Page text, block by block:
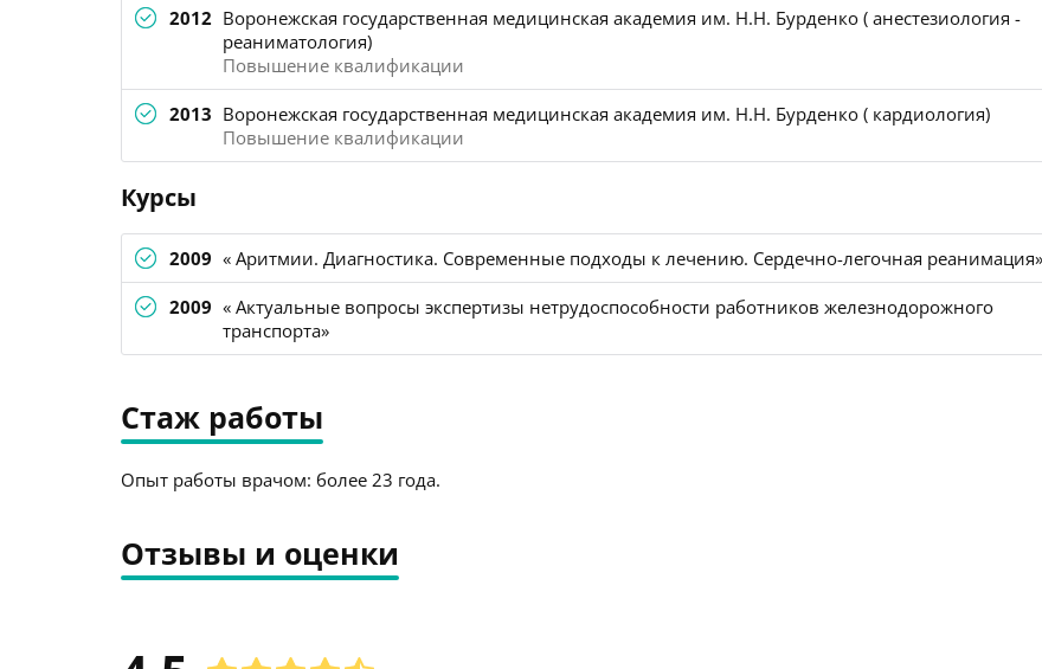
2012 Воронежская государственная медицинская академия им. Н.Н. Бурденко ( анестезиология -
реаниматология)
Повышение квалификации
2013 Воронежская государственная медицинская академия им. Н.Н. Бурденко ( кардиология)
Повышение квалификации
Курсы
2009 « Аритмии. Диагностика. Современные подходы к лечению. Сердечно-легочная реанимация»
2009 « Актуальные вопросы экспертизы нетрудоспособности работников железнодорожного
транспорта»
Стаж работы
Опыт работы врачом: более 23 года.
Отзывы и оценки